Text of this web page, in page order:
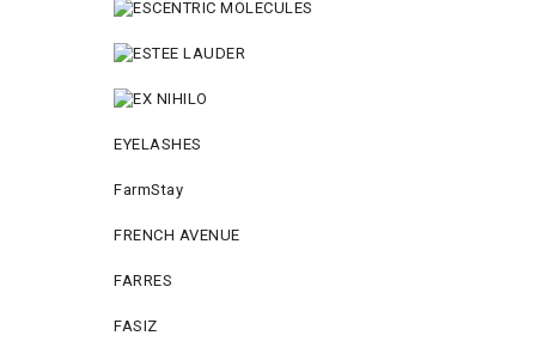
EYELASHES
FarmStay
FRENCH AVENUE
FARRES
FASIZ